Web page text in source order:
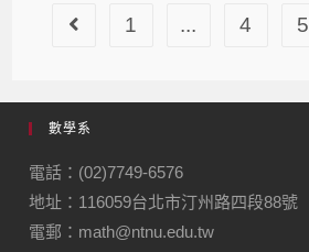
1 ... 4 5
數學系
電話：(02)7749-6576
地址：116059台北市汀州路四段88號
電郵：math@ntnu.edu.tw